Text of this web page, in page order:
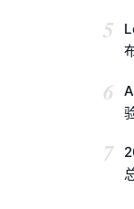
5
6
7